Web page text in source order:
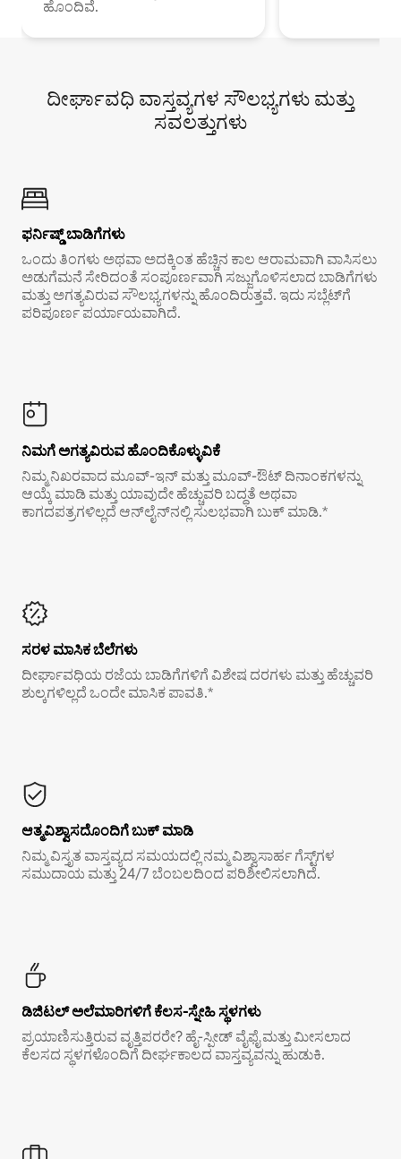
ಹೊಂದಿವೆ.
ದೀರ್ಘಾವಧಿ ವಾಸ್ತವ್ಯಗಳ ಸೌಲಭ್ಯಗಳು ಮತ್ತು
ಸವಲತ್ತುಗಳು
ಫರ್ನಿಷ್ಡ್ ಬಾಡಿಗೆಗಳು
ಒಂದು ತಿಂಗಳು ಅಥವಾ ಅದಕ್ಕಿಂತ ಹೆಚ್ಚಿನ ಕಾಲ ಆರಾಮವಾಗಿ ವಾಸಿಸಲು
ಅಡುಗೆಮನೆ ಸೇರಿದಂತೆ ಸಂಪೂರ್ಣವಾಗಿ ಸಜ್ಜುಗೊಳಿಸಲಾದ ಬಾಡಿಗೆಗಳು
ಮತ್ತು ಅಗತ್ಯವಿರುವ ಸೌಲಭ್ಯಗಳನ್ನು ಹೊಂದಿರುತ್ತವೆ. ಇದು ಸಬ್ಲೆಟ್‌ಗೆ
ಪರಿಪೂರ್ಣ ಪರ್ಯಾಯವಾಗಿದೆ.
ನಿಮಗೆ ಅಗತ್ಯವಿರುವ ಹೊಂದಿಕೊಳ್ಳುವಿಕೆ
ನಿಮ್ಮ ನಿಖರವಾದ ಮೂವ್-ಇನ್ ಮತ್ತು ಮೂವ್-ಔಟ್ ದಿನಾಂಕಗಳನ್ನು
ಆಯ್ಕೆ ಮಾಡಿ ಮತ್ತು ಯಾವುದೇ ಹೆಚ್ಚುವರಿ ಬದ್ಧತೆ ಅಥವಾ
ಕಾಗದಪತ್ರಗಳಿಲ್ಲದೆ ಆನ್‌ಲೈನ್‌ನಲ್ಲಿ ಸುಲಭವಾಗಿ ಬುಕ್ ಮಾಡಿ.*
ಸರಳ ಮಾಸಿಕ ಬೆಲೆಗಳು
ದೀರ್ಘಾವಧಿಯ ರಜೆಯ ಬಾಡಿಗೆಗಳಿಗೆ ವಿಶೇಷ ದರಗಳು ಮತ್ತು ಹೆಚ್ಚುವರಿ
ಶುಲ್ಕಗಳಿಲ್ಲದೆ ಒಂದೇ ಮಾಸಿಕ ಪಾವತಿ.*
ಆತ್ಮವಿಶ್ವಾಸದೊಂದಿಗೆ ಬುಕ್ ಮಾಡಿ
ನಿಮ್ಮ ವಿಸ್ತೃತ ವಾಸ್ತವ್ಯದ ಸಮಯದಲ್ಲಿ ನಮ್ಮ ವಿಶ್ವಾಸಾರ್ಹ ಗೆಸ್ಟ್‌ಗಳ
ಸಮುದಾಯ ಮತ್ತು 24/7 ಬೆಂಬಲದಿಂದ ಪರಿಶೀಲಿಸಲಾಗಿದೆ.
ಡಿಜಿಟಲ್ ಅಲೆಮಾರಿಗಳಿಗೆ ಕೆಲಸ-ಸ್ನೇಹಿ ಸ್ಥಳಗಳು
ಪ್ರಯಾಣಿಸುತ್ತಿರುವ ವೃತ್ತಿಪರರೇ? ಹೈ-ಸ್ಪೀಡ್ ವೈಫೈ ಮತ್ತು ಮೀಸಲಾದ
ಕೆಲಸದ ಸ್ಥಳಗಳೊಂದಿಗೆ ದೀರ್ಘಕಾಲದ ವಾಸ್ತವ್ಯವನ್ನು ಹುಡುಕಿ.